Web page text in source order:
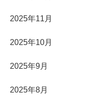
2025年11月
2025年10月
2025年9月
2025年8月